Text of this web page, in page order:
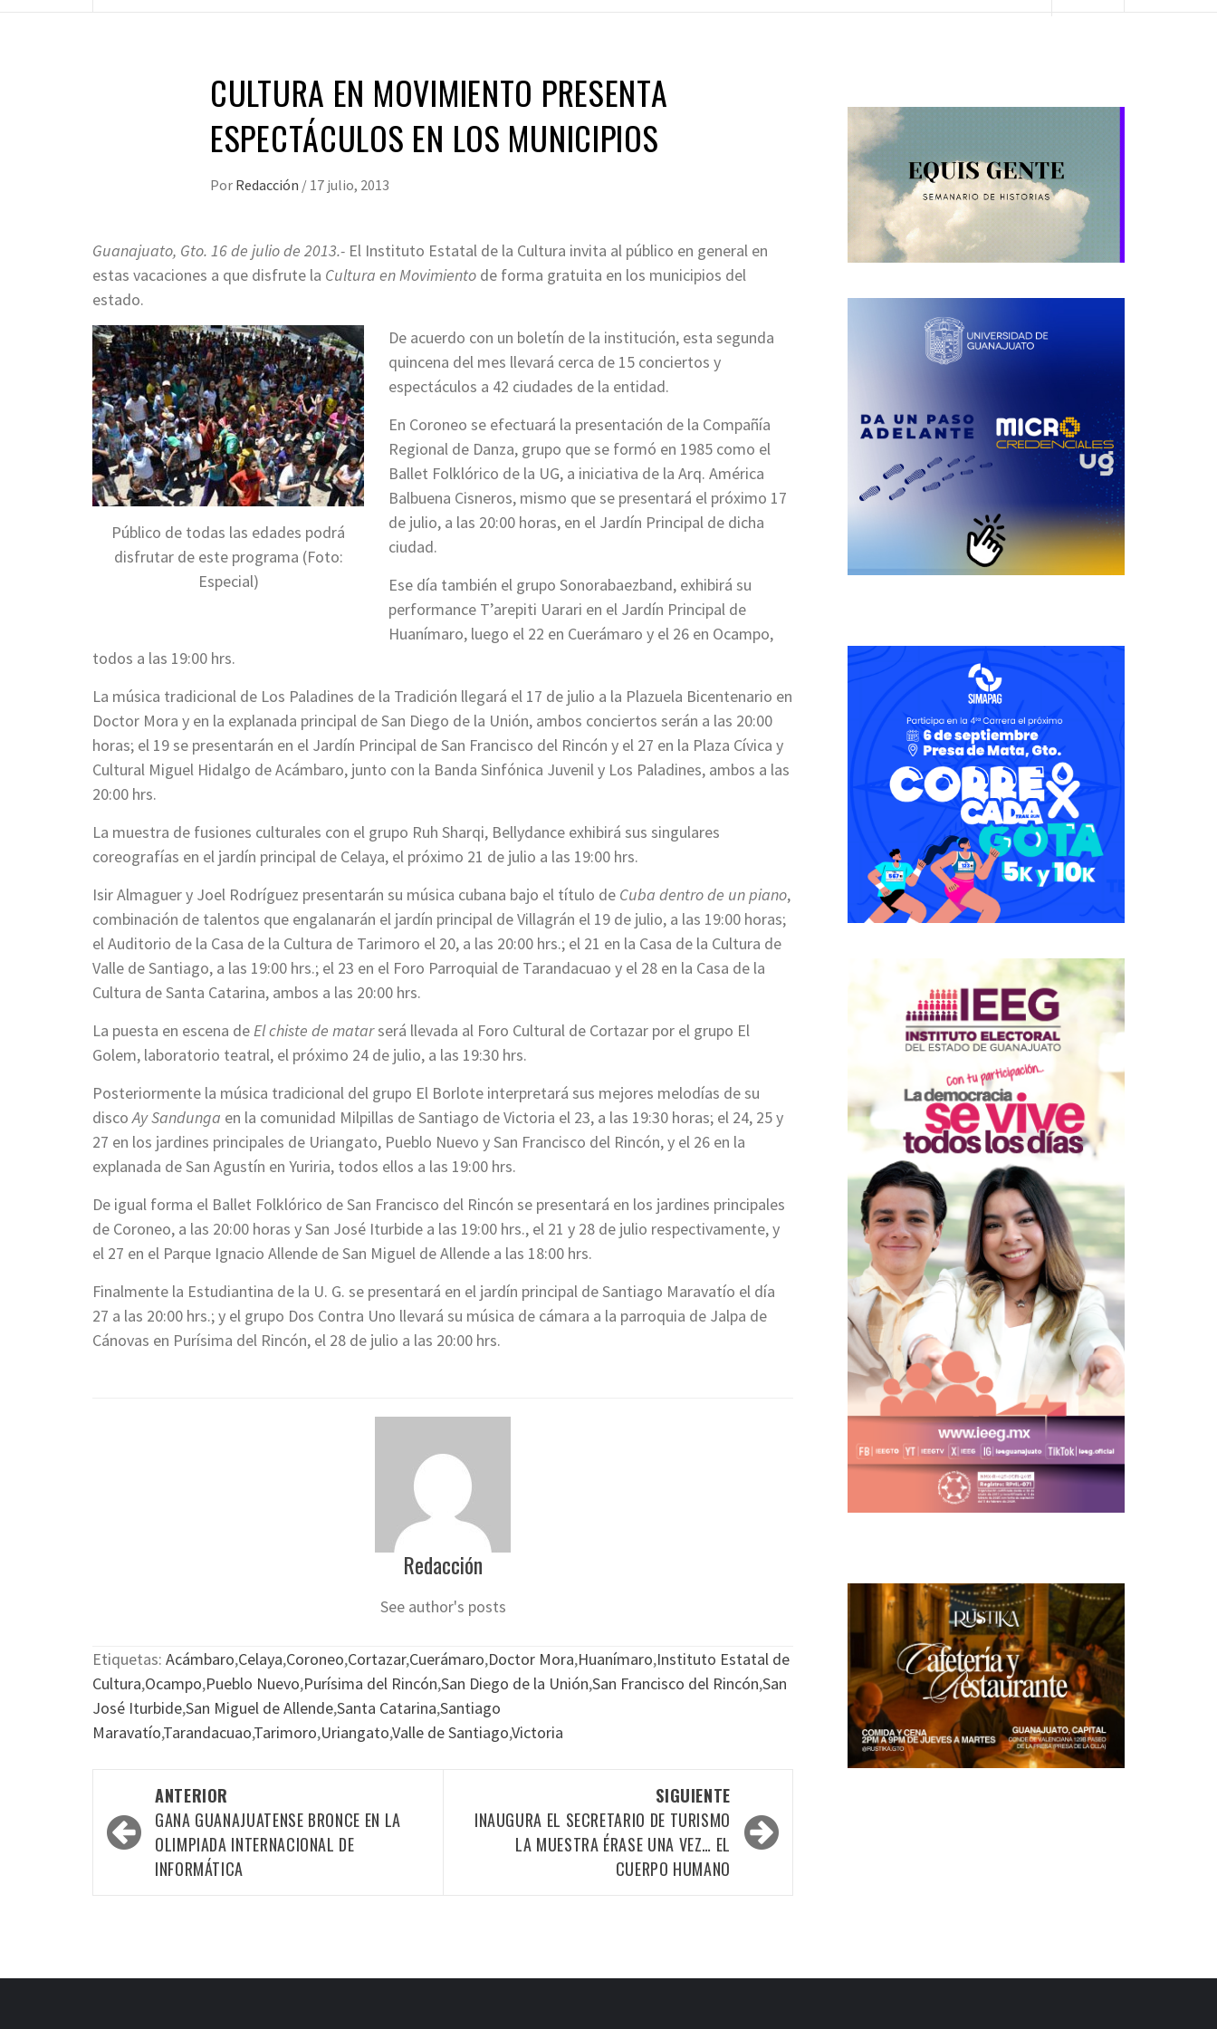
CULTURA EN MOVIMIENTO PRESENTA
ESPECTÁCULOS EN LOS MUNICIPIOS
Por Redacción / 17 julio, 2013
Guanajuato, Gto. 16 de julio de 2013.- El Instituto Estatal de la Cultura invita al público en general en
estas vacaciones a que disfrute la Cultura en Movimiento de forma gratuita en los municipios del
estado.
Público de todas las edades podrá
disfrutar de este programa (Foto:
Especial)
De acuerdo con un boletín de la institución, esta segunda
quincena del mes llevará cerca de 15 conciertos y
espectáculos a 42 ciudades de la entidad.
En Coroneo se efectuará la presentación de la Compañía
Regional de Danza, grupo que se formó en 1985 como el
Ballet Folklórico de la UG, a iniciativa de la Arq. América
Balbuena Cisneros, mismo que se presentará el próximo 17
de julio, a las 20:00 horas, en el Jardín Principal de dicha
ciudad.
Ese día también el grupo Sonorabaezband, exhibirá su
performance T’arepiti Uarari en el Jardín Principal de
Huanímaro, luego el 22 en Cuerámaro y el 26 en Ocampo,
todos a las 19:00 hrs.
La música tradicional de Los Paladines de la Tradición llegará el 17 de julio a la Plazuela Bicentenario en
Doctor Mora y en la explanada principal de San Diego de la Unión, ambos conciertos serán a las 20:00
horas; el 19 se presentarán en el Jardín Principal de San Francisco del Rincón y el 27 en la Plaza Cívica y
Cultural Miguel Hidalgo de Acámbaro, junto con la Banda Sinfónica Juvenil y Los Paladines, ambos a las
20:00 hrs.
La muestra de fusiones culturales con el grupo Ruh Sharqi, Bellydance exhibirá sus singulares
coreografías en el jardín principal de Celaya, el próximo 21 de julio a las 19:00 hrs.
Isir Almaguer y Joel Rodríguez presentarán su música cubana bajo el título de Cuba dentro de un piano,
combinación de talentos que engalanarán el jardín principal de Villagrán el 19 de julio, a las 19:00 horas;
el Auditorio de la Casa de la Cultura de Tarimoro el 20, a las 20:00 hrs.; el 21 en la Casa de la Cultura de
Valle de Santiago, a las 19:00 hrs.; el 23 en el Foro Parroquial de Tarandacuao y el 28 en la Casa de la
Cultura de Santa Catarina, ambos a las 20:00 hrs.
La puesta en escena deEl chiste de matarserá llevada al Foro Cultural de Cortazar por el grupo El
Golem, laboratorio teatral, el próximo 24 de julio, a las 19:30 hrs.
Posteriormente la música tradicional del grupo El Borlote interpretará sus mejores melodías de su
discoAy Sandunga en la comunidad Milpillas de Santiago de Victoria el 23, a las 19:30 horas; el 24, 25 y
27 en los jardines principales de Uriangato, Pueblo Nuevo y San Francisco del Rincón, y el 26 en la
explanada de San Agustín en Yuriria, todos ellos a las 19:00 hrs.
De igual forma el Ballet Folklórico de San Francisco del Rincón se presentará en los jardines principales
de Coroneo, a las 20:00 horas y San José Iturbide a las 19:00 hrs., el 21 y 28 de julio respectivamente, y
el 27 en el Parque Ignacio Allende de San Miguel de Allende a las 18:00 hrs.
Finalmente la Estudiantina de la U. G. se presentará en el jardín principal de Santiago Maravatío el día
27 a las 20:00 hrs.; y el grupo Dos Contra Uno llevará su música de cámara a la parroquia de Jalpa de
Cánovas en Purísima del Rincón, el 28 de julio a las 20:00 hrs.
Redacción
See author's posts
Etiquetas: Acámbaro,Celaya,Coroneo,Cortazar,Cuerámaro,Doctor Mora,Huanímaro,Instituto Estatal de
Cultura,Ocampo,Pueblo Nuevo,Purísima del Rincón,San Diego de la Unión,San Francisco del Rincón,San
José Iturbide,San Miguel de Allende,Santa Catarina,Santiago
Maravatío,Tarandacuao,Tarimoro,Uriangato,Valle de Santiago,Victoria
Navegación
por
las
entradas
ANTERIOR
GANA GUANAJUATENSE BRONCE EN LA
OLIMPIADA INTERNACIONAL DE
INFORMÁTICA
SIGUIENTE
INAUGURA EL SECRETARIO DE TURISMO
LA MUESTRA ÉRASE UNA VEZ… EL
CUERPO HUMANO